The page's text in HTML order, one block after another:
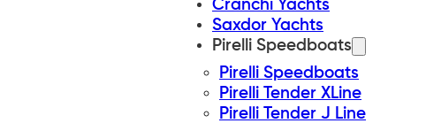
Cranchi Yachts
Saxdor Yachts
Pirelli Speedboats
Pirelli Speedboats
Pirelli Tender XLine
Pirelli Tender J Line